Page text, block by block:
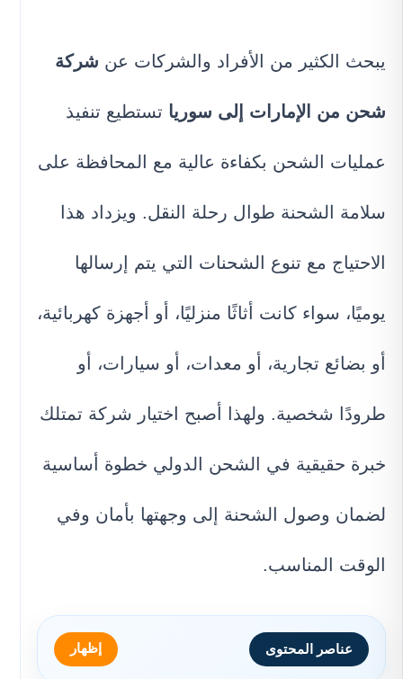
يبحث الكثير من الأفراد والشركات عن شركة
شحن من الإمارات إلى سوريا تستطيع تنفيذ
عمليات الشحن بكفاءة عالية مع المحافظة على
سلامة الشحنة طوال رحلة النقل. ويزداد هذا
الاحتياج مع تنوع الشحنات التي يتم إرسالها
يوميًا، سواء كانت أثاثًا منزليًا، أو أجهزة كهربائية،
أو بضائع تجارية، أو معدات، أو سيارات، أو
طرودًا شخصية. ولهذا أصبح اختيار شركة تمتلك
خبرة حقيقية في الشحن الدولي خطوة أساسية
لضمان وصول الشحنة إلى وجهتها بأمان وفي
الوقت المناسب.
عناصر المحتوى إظهار